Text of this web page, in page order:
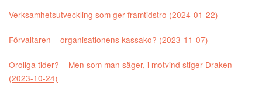
Verksamhetsutveckling som ger framtidstro (2024-01-22)
Förvaltaren – organisationens kassako? (2023-11-07)
Oroliga tider? – Men som man säger, i motvind stiger Draken
(2023-10-24)